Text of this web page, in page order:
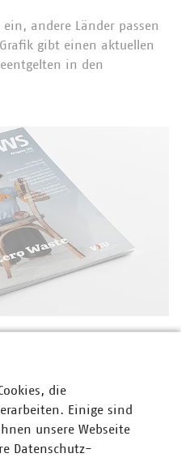
andere Länder passen
gibt einen aktuellen
in den
Abfallvermeidung:
den Wandel hin zu
voran. Mit innovativen
die
Einige sind
unsere Webseite
Datenschutz-